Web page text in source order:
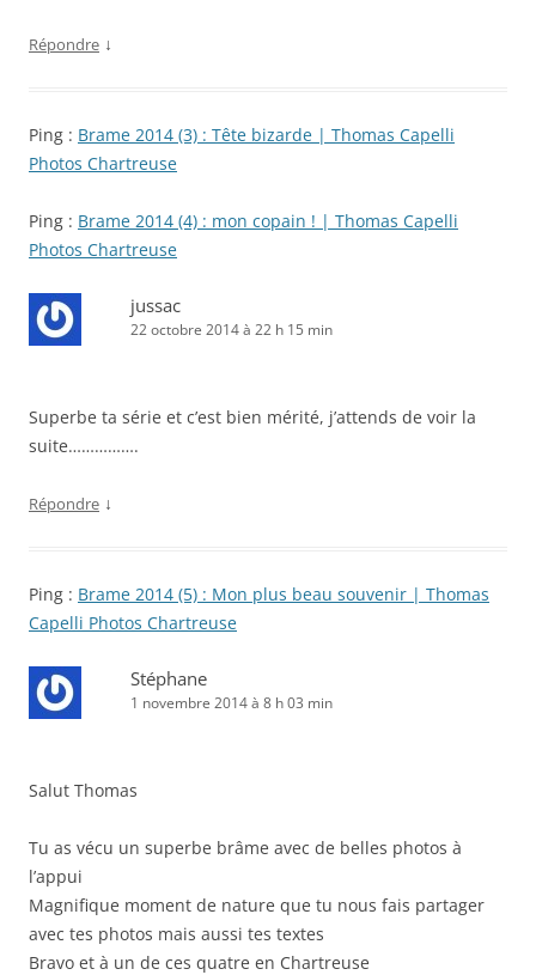
Répondre ↓
Ping : Brame 2014 (3) : Tête bizarde | Thomas Capelli
Photos Chartreuse
Ping : Brame 2014 (4) : mon copain ! | Thomas Capelli
Photos Chartreuse
jussac
22 octobre 2014 à 22 h 15 min
Superbe ta série et c’est bien mérité, j’attends de voir la
suite…………….
Répondre ↓
Ping : Brame 2014 (5) : Mon plus beau souvenir | Thomas
Capelli Photos Chartreuse
Stéphane
1 novembre 2014 à 8 h 03 min
Salut Thomas
Tu as vécu un superbe brâme avec de belles photos à
l’appui
Magnifique moment de nature que tu nous fais partager
avec tes photos mais aussi tes textes
Bravo et à un de ces quatre en Chartreuse